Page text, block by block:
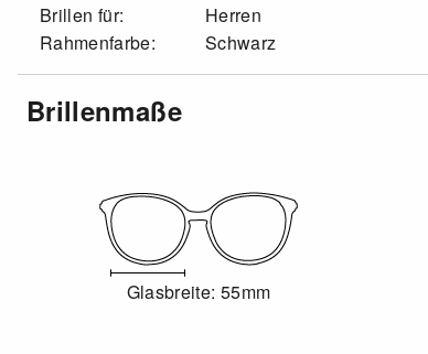
Brillen für:
Herren
Rahmenfarbe:
Schwarz
Brillenmaße
Glasbreite: 55mm